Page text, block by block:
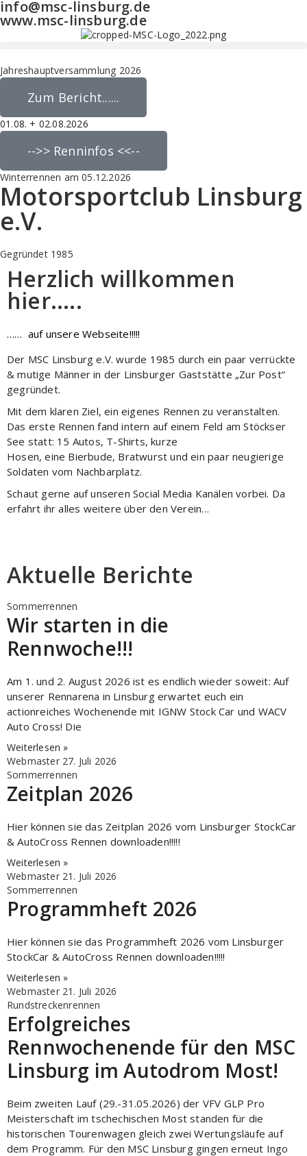
info@msc-linsburg.de
www.msc-linsburg.de
Jahreshauptversammlung 2026
Zum Bericht......
01.08. + 02.08.2026
-->> Renninfos <<--
Winterrennen am 05.12.2026
Motorsportclub Linsburg
e.V.
Gegründet 1985
Herzlich willkommen
hier.....
…… auf unsere Webseite!!!!!
Der MSC Linsburg e.V. wurde 1985 durch ein paar verrückte
& mutige Männer in der Linsburger Gaststätte „Zur Post“
gegründet.
Mit dem klaren Ziel, ein eigenes Rennen zu veranstalten.
Das erste Rennen fand intern auf einem Feld am Stöckser
See statt: 15 Autos, T-Shirts, kurze
Hosen, eine Bierbude, Bratwurst und ein paar neugierige
Soldaten vom Nachbarplatz.
Schaut gerne auf unseren Social Media Kanälen vorbei. Da
erfahrt ihr alles weitere über den Verein…
Aktuelle Berichte
Sommerrennen
Wir starten in die
Rennwoche!!!
Am 1. und 2. August 2026 ist es endlich wieder soweit: Auf
unserer Rennarena in Linsburg erwartet euch ein
actionreiches Wochenende mit IGNW Stock Car und WACV
Auto Cross! Die
Weiterlesen »
Webmaster 27. Juli 2026
Sommerrennen
Zeitplan 2026
Hier können sie das Zeitplan 2026 vom Linsburger StockCar
& AutoCross Rennen downloaden!!!!!
Weiterlesen »
Webmaster 21. Juli 2026
Sommerrennen
Programmheft 2026
Hier können sie das Programmheft 2026 vom Linsburger
StockCar & AutoCross Rennen downloaden!!!!!
Weiterlesen »
Webmaster 21. Juli 2026
Rundstreckenrennen
Erfolgreiches
Rennwochenende für den MSC
Linsburg im Autodrom Most!
Beim zweiten Lauf (29.-31.05.2026) der VFV GLP Pro
Meisterschaft im tschechischen Most standen für die
historischen Tourenwagen gleich zwei Wertungsläufe auf
dem Programm. Für den MSC Linsburg gingen erneut Ingo